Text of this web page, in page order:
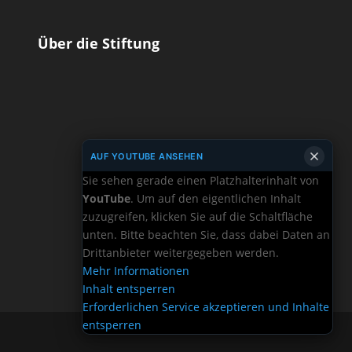
Über die Stiftung
AUF YOUTUBE ANSEHEN
Sie sehen gerade einen Platzhalterinhalt von
YouTube. Um auf den eigentlichen Inhalt
zuzugreifen, klicken Sie auf die Schaltfläche
unten. Bitte beachten Sie, dass dabei Daten an
Drittanbieter weitergegeben werden.
Mehr Informationen
Inhalt entsperren
Erforderlichen Service akzeptieren und Inhalte
entsperren